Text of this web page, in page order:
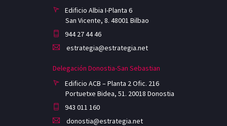
Edificio Albia I-Planta 6
San Vicente, 8. 48001 Bilbao
944 27 44 46
estrategia@estrategia.net
Delegación Donostia-San Sebastian
Edificio ACB – Planta 2 Ofic. 216
Portuetxe Bidea, 51. 20018 Donostia
943 011 160
donostia@estrategia.net